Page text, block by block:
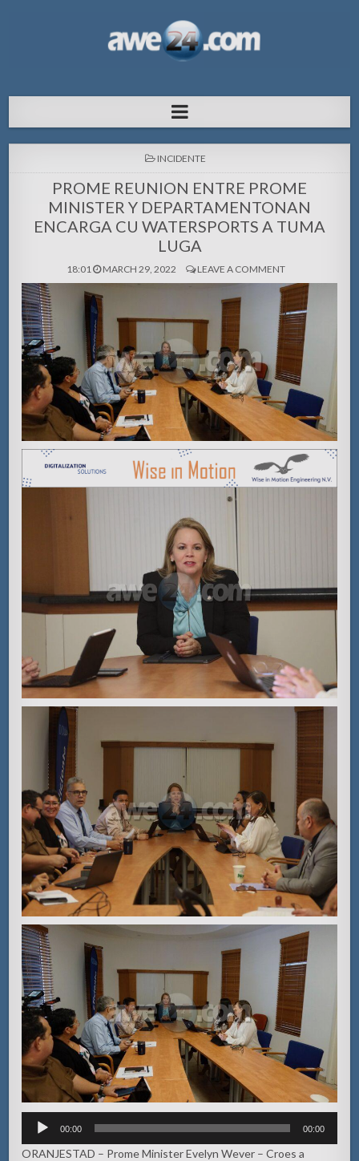
pa Aruba
POSTED
INCIDENTE
PROME REUNION ENTRE PROME
MINISTER Y DEPARTAMENTONAN
ENCARGA CU WATERSPORTS A TUMA
LUGA
18:01 MARCH 29, 2022 LEAVE A COMMENT
Audio
00:00 00:00
ORANJESTAD – Prome Minister Evelyn Wever – Croes a